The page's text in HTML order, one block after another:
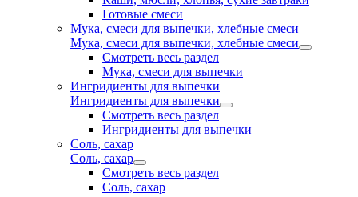
Готовые смеси
Мука, смеси для выпечки, хлебные смеси
Мука, смеси для выпечки, хлебные смеси
Смотреть весь раздел
Мука, смеси для выпечки
Ингридиенты для выпечки
Ингридиенты для выпечки
Смотреть весь раздел
Ингридиенты для выпечки
Соль, сахар
Соль, сахар
Смотреть весь раздел
Соль, сахар